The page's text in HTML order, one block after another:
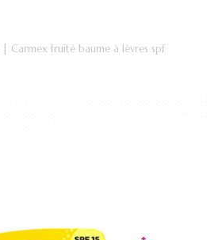
| Carmex fruité baume à lèvres spf